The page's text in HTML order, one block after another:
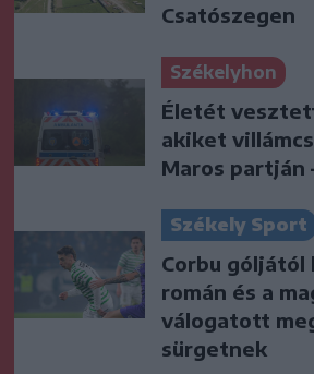
Csatószegen
Székelyhon
Életét
akiket
Maros partján
Székely Sport
Corbu góljától
román és a
válogatott
sürgetnek